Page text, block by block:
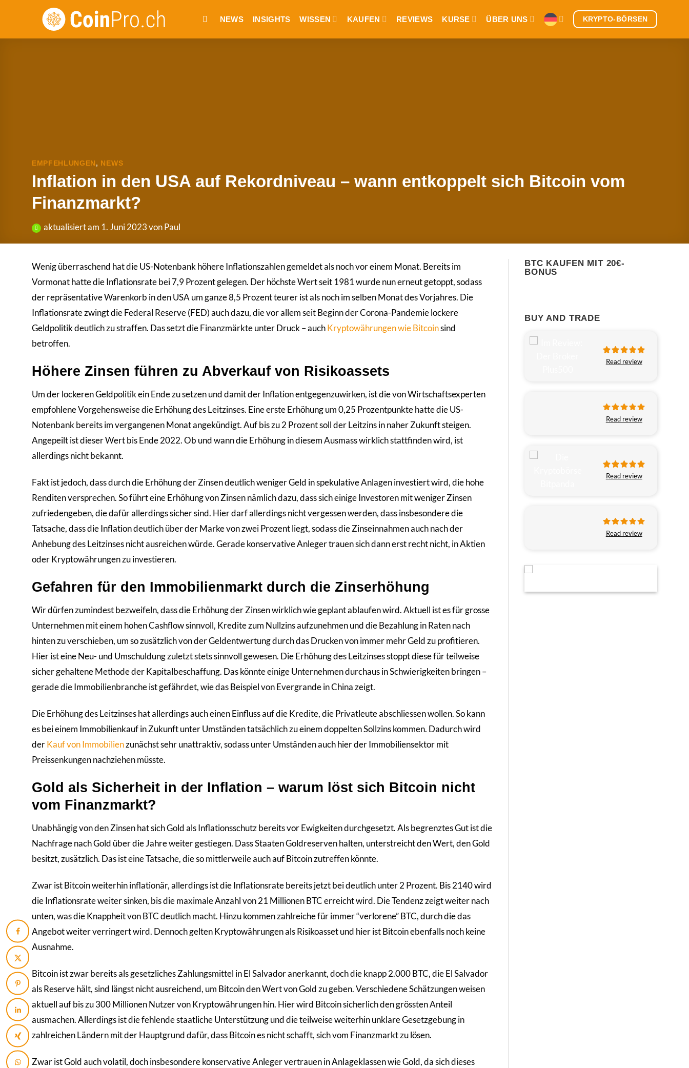
NEWS INSIGHTS WISSEN KAUFEN REVIEWS KURSE ÜBER UNS KRYPTO-BÖRSEN
EMPFEHLUNGEN , NEWS
Inflation in den USA auf Rekordniveau – wann entkoppelt sich Bitcoin vom
Finanzmarkt?
aktualisiert am 1. Juni 2023vonPaul
Wenig überraschend hat die US-Notenbank höhere Inflationszahlen gemeldet als noch vor einem Monat. Bereits im
Vormonat hatte die Inflationsrate bei 7,9 Prozent gelegen. Der höchste Wert seit 1981 wurde nun erneut getoppt, sodass
der repräsentative Warenkorb in den USA um ganze 8,5 Prozent teurer ist als noch im selben Monat des Vorjahres. Die
Inflationsrate zwingt die Federal Reserve (FED) auch dazu, die vor allem seit Beginn der Corona-Pandemie lockere
Geldpolitik deutlich zu straffen. Das setzt die Finanzmärkte unter Druck – auchKryptowährungen wie Bitcoinsind
betroffen.
Höhere Zinsen führen zu Abverkauf von Risikoassets
Um der lockeren Geldpolitik ein Ende zu setzen und damit der Inflation entgegenzuwirken, ist die von Wirtschaftsexperten
empfohlene Vorgehensweise die Erhöhung des Leitzinses. Eine erste Erhöhung um 0,25 Prozentpunkte hatte die US-
Notenbank bereits im vergangenen Monat angekündigt. Auf bis zu 2 Prozent soll der Leitzins in naher Zukunft steigen.
Angepeilt ist dieser Wert bis Ende 2022. Ob und wann die Erhöhung in diesem Ausmass wirklich stattfinden wird, ist
allerdings nicht bekannt.
Fakt ist jedoch, dass durch die Erhöhung der Zinsen deutlich weniger Geld in spekulative Anlagen investiert wird, die hohe
Renditen versprechen. So führt eine Erhöhung von Zinsen nämlich dazu, dass sich einige Investoren mit weniger Zinsen
zufriedengeben, die dafür allerdings sicher sind. Hier darf allerdings nicht vergessen werden, dass insbesondere die
Tatsache, dass die Inflation deutlich über der Marke von zwei Prozent liegt, sodass die Zinseinnahmen auch nach der
Anhebung des Leitzinses nicht ausreichen würde. Gerade konservative Anleger trauen sich dann erst recht nicht, in Aktien
oder Kryptowährungen zu investieren.
Gefahren für den Immobilienmarkt durch die Zinserhöhung
Wir dürfen zumindest bezweifeln, dass die Erhöhung der Zinsen wirklich wie geplant ablaufen wird. Aktuell ist es für grosse
Unternehmen mit einem hohen Cashflow sinnvoll, Kredite zum Nullzins aufzunehmen und die Bezahlung in Raten nach
hinten zu verschieben, um so zusätzlich von der Geldentwertung durch das Drucken von immer mehr Geld zu profitieren.
Hier ist eine Neu- und Umschuldung zuletzt stets sinnvoll gewesen. Die Erhöhung des Leitzinses stoppt diese für teilweise
sicher gehaltene Methode der Kapitalbeschaffung. Das könnte einige Unternehmen durchaus in Schwierigkeiten bringen –
gerade die Immobilienbranche ist gefährdet, wie das Beispiel von Evergrande in China zeigt.
Die Erhöhung des Leitzinses hat allerdings auch einen Einfluss auf die Kredite, die Privatleute abschliessen wollen. So kann
es bei einem Immobilienkauf in Zukunft unter Umständen tatsächlich zu einem doppelten Sollzins kommen. Dadurch wird
derKauf von Immobilienzunächst sehr unattraktiv, sodass unter Umständen auch hier der Immobiliensektor mit
Preissenkungen nachziehen müsste.
Gold als Sicherheit in der Inflation – warum löst sich Bitcoin nicht
vom Finanzmarkt?
Unabhängig von den Zinsen hat sich Gold als Inflationsschutz bereits vor Ewigkeiten durchgesetzt. Als begrenztes Gut ist die
Nachfrage nach Gold über die Jahre weiter gestiegen. Dass Staaten Goldreserven halten, unterstreicht den Wert, den Gold
besitzt, zusätzlich. Das ist eine Tatsache, die so mittlerweile auch auf Bitcoin zutreffen könnte.
Zwar ist Bitcoin weiterhin inflationär, allerdings ist die Inflationsrate bereits jetzt bei deutlich unter 2 Prozent. Bis 2140 wird
die Inflationsrate weiter sinken, bis die maximale Anzahl von 21 Millionen BTC erreicht wird. Die Tendenz zeigt weiter nach
unten, was die Knappheit von BTC deutlich macht. Hinzu kommen zahlreiche für immer “verlorene” BTC, durch die das
Angebot weiter verringert wird. Dennoch gelten Kryptowährungen als Risikoasset und hier ist Bitcoin ebenfalls noch keine
Ausnahme.
Bitcoin ist zwar bereits als gesetzliches Zahlungsmittel in El Salvador anerkannt, doch die knapp 2.000 BTC, die El Salvador
als Reserve hält, sind längst nicht ausreichend, um Bitcoin den Wert von Gold zu geben. Verschiedene Schätzungen weisen
aktuell auf bis zu 300 Millionen Nutzer von Kryptowährungen hin. Hier wird Bitcoin sicherlich den grössten Anteil
ausmachen. Allerdings ist die fehlende staatliche Unterstützung und die teilweise weiterhin unklare Gesetzgebung in
zahlreichen Ländern mit der Hauptgrund dafür, dass Bitcoin es nicht schafft, sich vom Finanzmarkt zu lösen.
Zwar ist Gold auch volatil, doch insbesondere konservative Anleger vertrauen in Anlageklassen wie Gold, da sich dieses
BTC KAUFEN MIT 20€-
BONUS
BUY AND TRADE
Read review
Read review
Read review
Read review